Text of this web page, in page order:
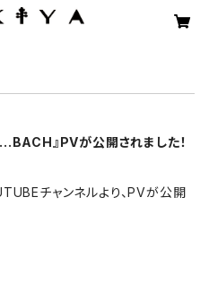
』PVが公開されました！
チャンネルより、PVが公開